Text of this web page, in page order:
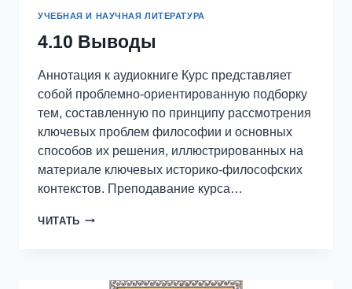
УЧЕБНАЯ И НАУЧНАЯ ЛИТЕРАТУРА
4.10 Выводы
Аннотация к аудиокниге Курс представляет
собой проблемно-ориентированную подборку
тем, составленную по принципу рассмотрения
ключевых проблем философии и основных
способов их решения, иллюстрированных на
материале ключевых историко-философских
контекстов. Преподавание курса…
ЧИТАТЬ 4.10